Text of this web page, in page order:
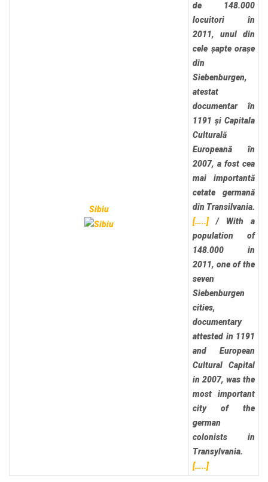
Sibiu
de 148.000
locuitori în
2011, unul din
cele șapte orașe
din
Siebenburgen,
atestat
documentar în
1191 și Capitala
Culturală
Europeană în
2007, a fost cea
mai importantă
cetate germană
din Transilvania.
[…..] / With a
population of
148.000 in
2011, one of the
seven
Siebenburgen
cities,
documentary
attested in 1191
and European
Cultural Capital
in 2007, was the
most important
city of the
german
colonists in
Transylvania.
[…..]